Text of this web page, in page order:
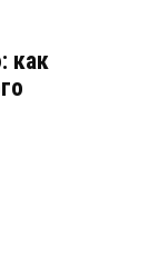
как